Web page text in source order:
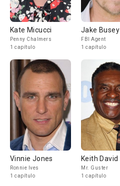
Kate Micucci
Penny Chalmers
1 capítulo
Jake Busey
FBI Agent
1 capítulo
Vinnie Jones
Ronnie Ives
1 capítulo
Keith David
Mr. Guster
1 capítulo